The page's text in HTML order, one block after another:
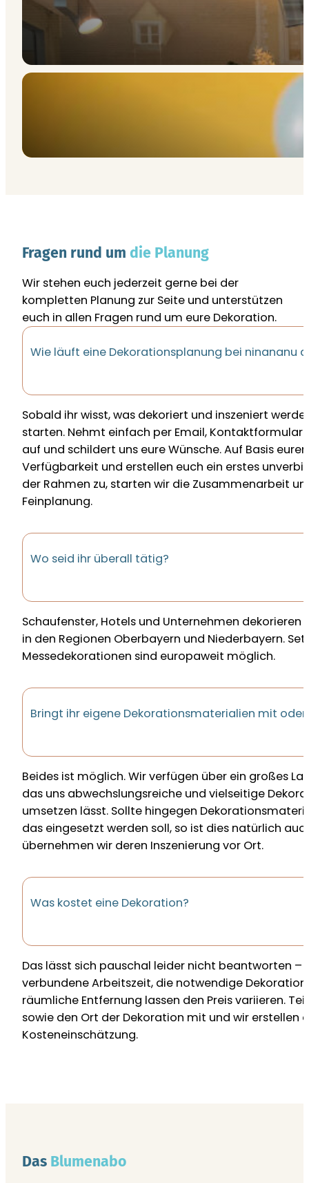
Fragen rund umdie Planung
Wir stehen euch jederzeit gerne bei der
kompletten Planung zur Seite und unterstützen
euch in allen Fragen rund um eure Dekoration.
Wie läuft eine Dekorationsplanung bei ninananu
Sobald ihr wisst, was dekoriert und inszeniert
starten. Nehmt einfach per Email, Kontaktformular
auf und schildert uns eure Wünsche. Auf Basis
Verfügbarkeit und erstellen euch ein erstes
der Rahmen zu, starten wir die Zusammenarbeit
Feinplanung.
Wo seid ihr überall tätig?
Schaufenster, Hotels und Unternehmen dekorieren
in den Regionen Oberbayern und Niederbayern.
Messedekorationen sind europaweit möglich.
Bringt ihr eigene Dekorationsmaterialien mit
Beides ist möglich. Wir verfügen über ein großes
das uns abwechslungsreiche und vielseitige
umsetzen lässt. Sollte hingegen
das eingesetzt werden soll, so ist dies natürlich
übernehmen wir deren Inszenierung vor Ort.
Was kostet eine Dekoration?
Das lässt sich pauschal leider nicht beantworten
verbundene Arbeitszeit, die notwendige
räumliche Entfernung lassen den Preis variieren.
sowie den Ort der Dekoration mit und wir erstellen
Kosteneinschätzung.
Das Blumenabo